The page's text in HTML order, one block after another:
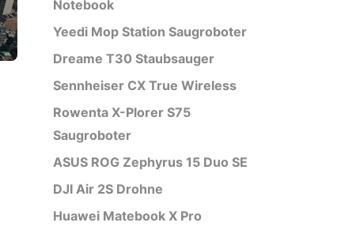
Notebook
Yeedi Mop Station Saugroboter
Dreame T30 Staubsauger
Sennheiser CX True Wireless
Rowenta X-Plorer S75
Saugroboter
ASUS ROG Zephyrus 15 Duo SE
DJI Air 2S Drohne
Huawei Matebook X Pro